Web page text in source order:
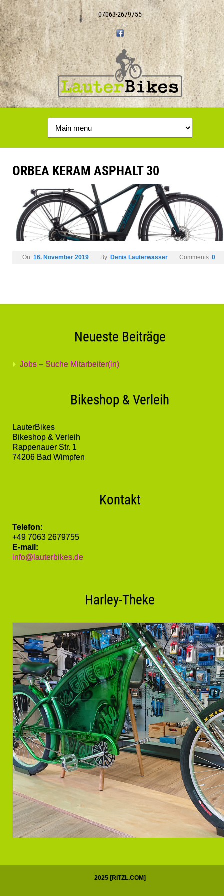
07063-2679755
ORBEA KERAM ASPHALT 30
On: 16. November 2019 By: Denis Lauterwasser Comments: 0
Neueste Beiträge
Jobs – Suche Mitarbeiter(in)
Bikeshop & Verleih
LauterBikes
Bikeshop & Verleih
Rappenauer Str. 1
74206 Bad Wimpfen
Kontakt
Telefon:
+49 7063 2679755
E-mail:
info@lauterbikes.de
Harley-Theke
2025 [RITZL.COM]